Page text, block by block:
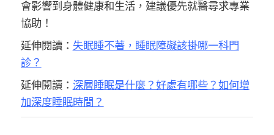
會影響到身體健康和生活，建議優先就醫尋求專業
協助！
延伸閱讀： 失眠睡不著，睡眠障礙該掛哪一科門
診？
延伸閱讀： 深層睡眠是什麼？好處有哪些？如何增
加深度睡眠時間？